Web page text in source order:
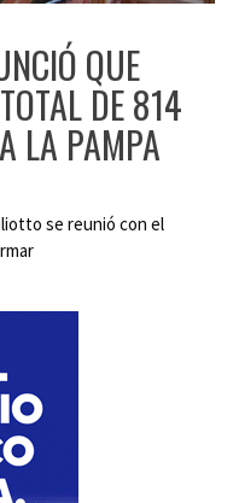
QUE
DE 814
LA PAMPA
se reunió con el